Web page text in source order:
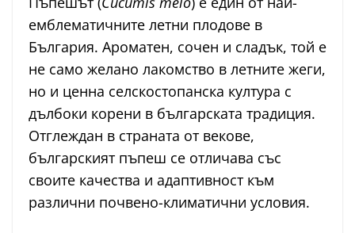
емблематичните летни плодове в
България. Ароматен, сочен и сладък, той е
не само желано лакомство в летните жеги,
но и ценна селскостопанска култура с
дълбоки корени в българската традиция.
Отглеждан в страната от векове,
българският пъпеш се отличава със
своите качества и адаптивност към
различни почвено-климатични условия.